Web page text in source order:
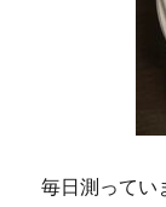
毎日測ってい